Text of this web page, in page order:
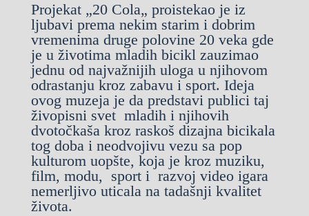
Projekat „20 Cola„ proistekao je iz
ljubavi prema nekim starim i dobrim
vremenima druge polovine 20 veka gde
je u životima mladih bicikl zauzimao
jednu od najvažnijih uloga u njihovom
odrastanju kroz zabavu i sport. Ideja
ovog muzeja je da predstavi publici taj
živopisni svet mladih i njihovih
dvotočkaša kroz raskoš dizajna bicikala
tog doba i neodvojivu vezu sa pop
kulturom uopšte, koja je kroz muziku,
film, modu, sport i razvoj video igara
nemerljivo uticala na tadašnji kvalitet
života.